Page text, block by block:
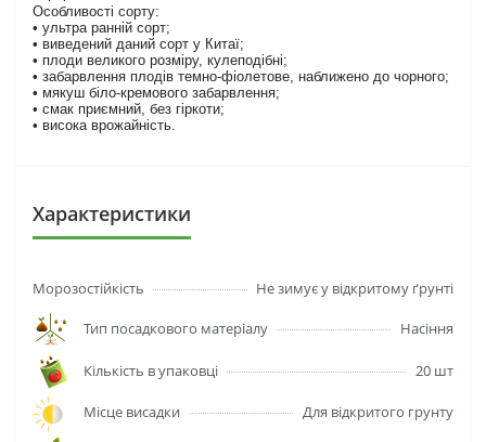
Особливості сорту:
• ультра ранній сорт;
• виведений даний сорт у Китаї;
• плоди великого розміру, кулеподібні;
• забарвлення плодів темно-фіолетове, наближено до чорного;
• мякуш біло-кремового забарвлення;
• смак приємний, без гіркоти;
• висока врожайність.
Характеристики
Морозостійкість Не зимує у відкритому ґрунті
Тип посадкового матеріалу Насіння
Кількість в упаковці 20 шт
Місце висадки Для відкритого грунту